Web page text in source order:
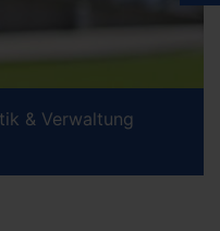
& Verwaltung